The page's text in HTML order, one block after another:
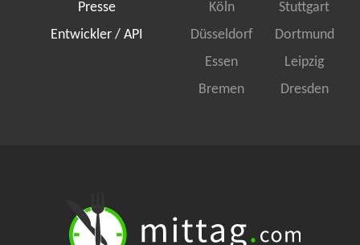
Presse
Entwickler / API
Köln
Stuttgart
Düsseldorf
Dortmund
Essen
Leipzig
Bremen
Dresden